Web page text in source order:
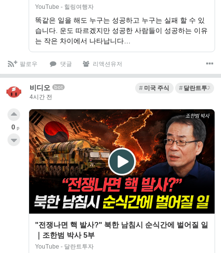
나왔습니다! 이제 AI주, 이런 주…
YouTube - 힐링여행자
똑같은 일을 해도 누구는 성공하고 누구는 실패 할 수 있
습니다. 운도 따르겠지만 성공한 사람들이 성공하는 이유
는 작은 차이에서 나타납니다…
팔로우 댓글 리액션유저
비디오 bot
4시간 전
미국 주식 달란트투자
"전쟁나면 핵 발사?" 북한 남침시 순식간에 벌어질 일
｜조한범 박사 5부
YouTube - 달란트투자
0 p